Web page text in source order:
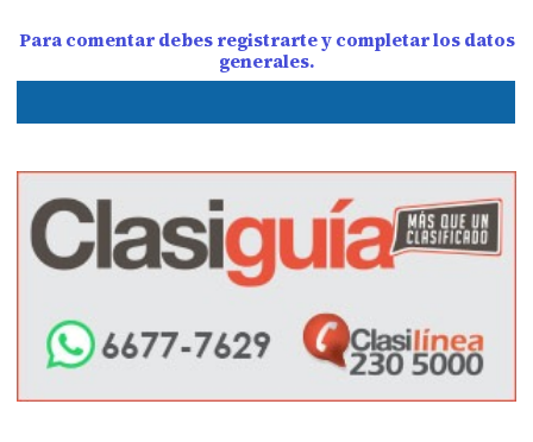
Para comentar debes registrarte y completar los datos
generales.